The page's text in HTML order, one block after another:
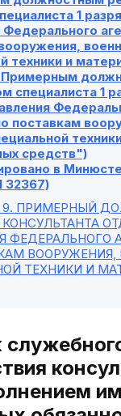
1
техники и
специалиста 1
поставкам
средств")
в
32367)
. ПРИМЕРНЫЙ
ФЕДЕРАЛЬНОГО
ВООРУЖЕНИЯ,
ТЕХНИКИ И
им